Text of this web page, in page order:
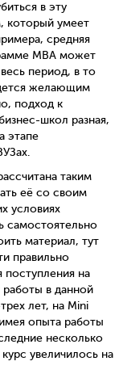
в эту
который умеет
средняя
MBA может
период, в то
желающим
подход к
школ разная,
этапе
таким
её со своим
условиях
самостоятельно
материал, тут
правильно
поступления на
в данной
лет, на Mini
опыта работы
несколько
увеличилось на